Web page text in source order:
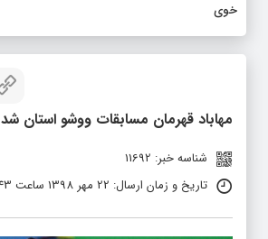
خوی
مهاباد قهرمان مسابقات ووشو استان شد
شناسه خبر: 11692
تاریخ و زمان ارسال: 22 مهر 1398 ساعت 12:43